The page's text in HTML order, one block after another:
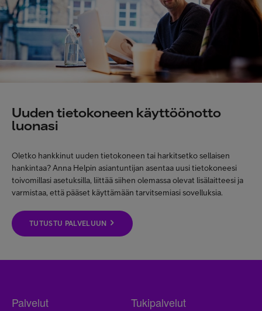
Uuden tietokoneen käyttöönotto
luonasi
Oletko hankkinut uuden tietokoneen tai harkitsetko sellaisen
hankintaa? Anna Helpin asiantuntijan asentaa uusi tietokoneesi
toivomillasi asetuksilla, liittää siihen olemassa olevat lisälaitteesi ja
varmistaa, että pääset käyttämään tarvitsemiasi sovelluksia.
TUTUSTU PALVELUUN
Palvelut Tukipalvelut